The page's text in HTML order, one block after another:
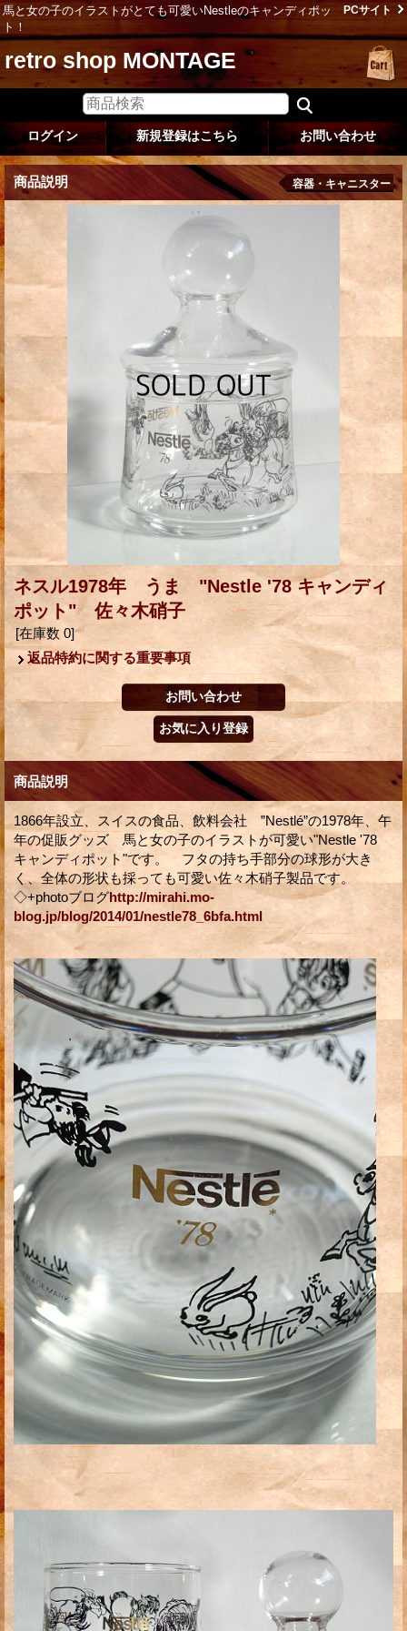
馬と女の子のイラストがとても可愛いNestleのキャンディポッ
ト！
PCサイト
retro shop MONTAGE
ログイン 新規登録はこちら お問い合わせ
商品説明 容器・キャニスター
ネスル1978年 うま "Nestle '78 キャンディ
ポット" 佐々木硝子
[在庫数 0]
返品特約に関する重要事項
商品説明
1866年設立、スイスの食品、飲料会社 ”Nestlé”の1978年、午
年の促販グッズ 馬と女の子のイラストが可愛い"Nestle '78
キャンディポット"です。 フタの持ち手部分の球形が大き
く、全体の形状も採っても可愛い佐々木硝子製品です。
◇+photoブログhttp://mirahi.mo-
blog.jp/blog/2014/01/nestle78_6bfa.html